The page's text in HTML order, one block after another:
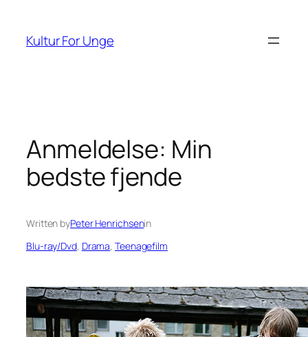
indhold
Kultur For Unge
Anmeldelse: Min
bedste fjende
Written byPeter Henrichsenin
Blu-ray/Dvd, Drama, Teenagefilm